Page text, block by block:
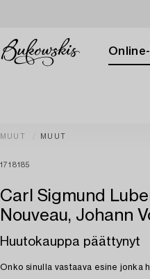
MUUT MUUT
1718185
Carl Sigmund
Nouveau, Johann
Huutokauppa päättynyt
Onko sinulla vastaava esine jonka